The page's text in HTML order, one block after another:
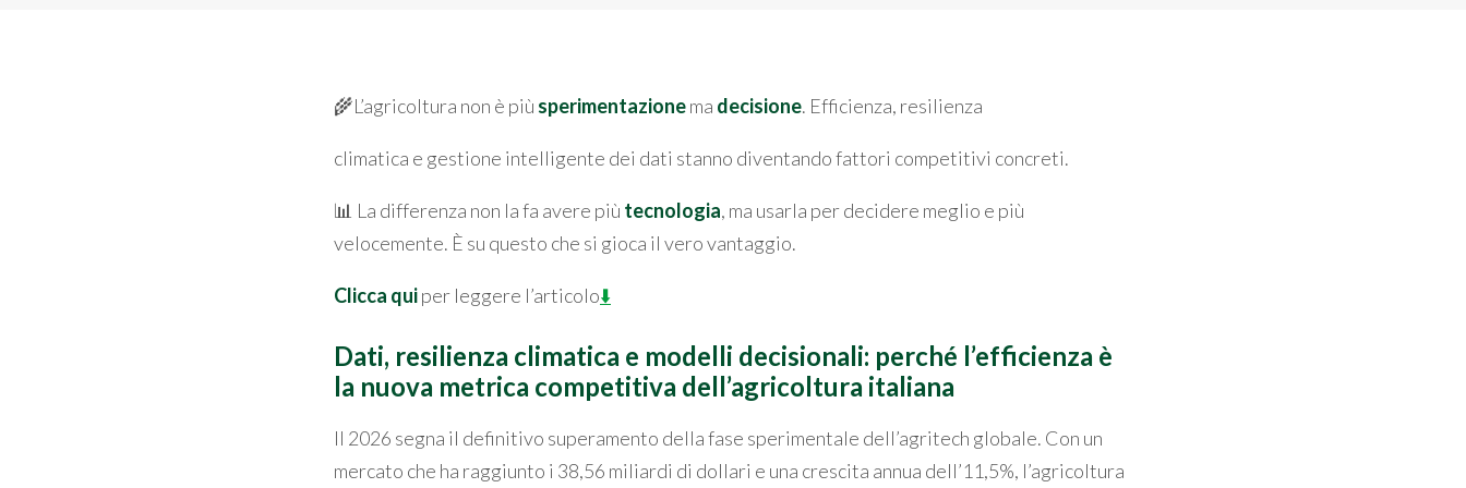
🌾L’agricoltura non è più sperimentazionema decisione. Efficienza, resilienza
climatica e gestione intelligente dei dati stanno diventando fattori competitivi concreti.
📊 La differenza non la fa avere più tecnologia, ma usarla per decidere meglio e più
velocemente. È su questo che si gioca il vero vantaggio.
Clicca quiper leggere l’articolo⬇️
Dati, resilienza climatica e modelli decisionali: perché l’efficienza è
la nuova metrica competitiva dell’agricoltura italiana
Il 2026 segna il definitivo superamento della fase sperimentale dell’agritech globale. Con un
mercato che ha raggiunto i 38,56 miliardi di dollari e una crescita annua dell’11,5%, l’agricoltura